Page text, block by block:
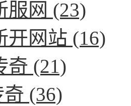
服网 (23)
开网站 (16)
奇 (21)
奇 (36)